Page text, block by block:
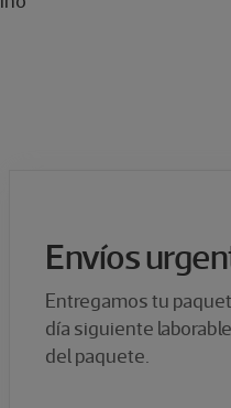
Envíos
Entregamos tu
día siguiente
del paquete.